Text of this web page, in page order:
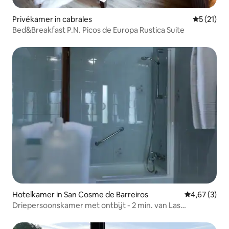
Privékamer in cabrales
5 (21)
Bed&Breakfast P.N. Picos de Europa Rustica Suite
Hotelkamer in San Cosme de Barreiros
4,67 (3)
Driepersoonskamer met ontbijt - 2 min. van Las